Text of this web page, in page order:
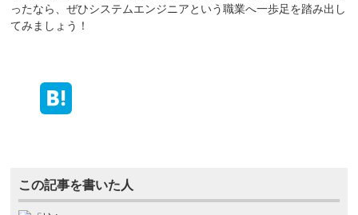
ったなら、ぜひシステムエンジニアという職業へ一歩足を踏み出し
てみましょう！
この記事を書いた人